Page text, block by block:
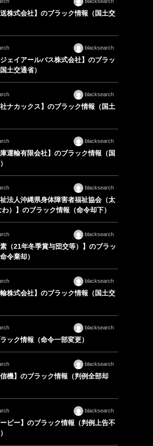
送株式会社】のブラック情報（国土交
blacksearch
ジェイアールバス株式会社】のブラッ
土交通省）
blacksearch
社ナカックス】のブラック情報（国土
blacksearch
庫運輸有限会社】のブラック情報（国
blacksearch
祉法人沖縄県身体障害者福祉協会（太
）】のブラック情報（命令却下）
blacksearch
素（21年冬季賞与団交等）】のブラッ
令棄却）
blacksearch
輸株式会社】のブラック情報（国土交
blacksearch
ラック情報（命令一部変更）
blacksearch
信機】のブラック情報（判例全部却
blacksearch
ーピー】のブラック情報（判例上告不